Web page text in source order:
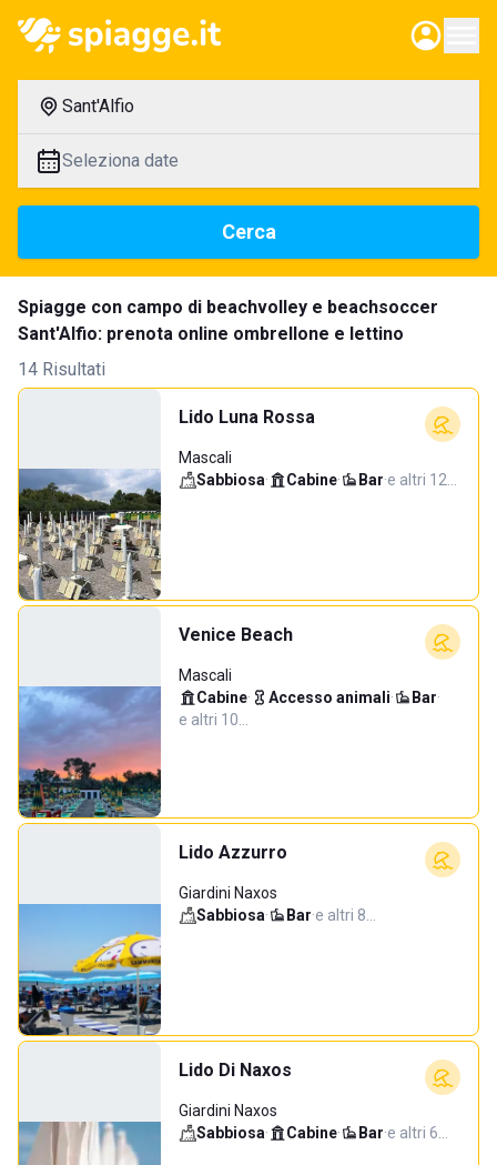
Sant'Alfio
Seleziona date
Cerca
Spiagge con campo di beachvolley e beachsoccer
Sant'Alfio: prenota online ombrellone e lettino
14 Risultati
Lido Luna Rossa
Mascali
Sabbiosa· Cabine· Bar·e altri 12…
Venice Beach
Mascali
Cabine· Accesso animali· Bar·
e altri 10…
Lido Azzurro
Giardini Naxos
Sabbiosa· Bar·e altri 8…
Lido Di Naxos
Giardini Naxos
Sabbiosa· Cabine· Bar·e altri 6…